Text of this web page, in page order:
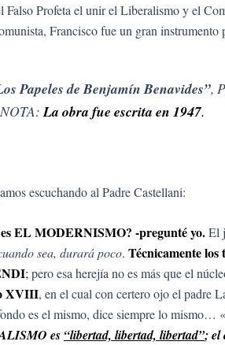
Falso Profeta el unir el Liberalismo y el
Francisco fue un gran instrumento
Papeles de Benjamín Benavides”,
La obra fue escrita en 1947.
escuchando al Padre Castellani:
EL MODERNISMO? -pregunté yo.El
sea, durará poco. Técnicamente
;pero esa herejía no es más que el
XVIII, en el cual con certero ojo el padre
es el mismo, dice siempre lo mismo…
es “libertad, libertad, libertad”; el